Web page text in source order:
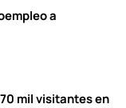
a
mil visitantes en